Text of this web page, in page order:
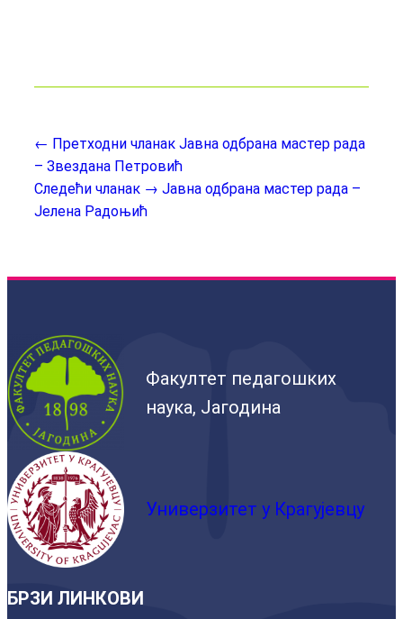
← Претходни чланак Јавна одбрана мастер рада
– Звездана Петровић
Следећи чланак → Јавна одбрана мастер рада –
Јелена Радоњић
Факултет педагошких
наука, Јагодина
Универзитет у Крагујевцу
БРЗИ ЛИНКОВИ